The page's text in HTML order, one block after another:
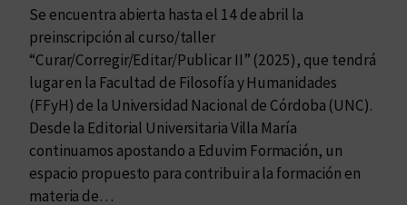
o
r
r
e
g
i
r
/
E
e
l
s
i
l
e
n
c
Se encuentra abierta hasta el 14 de abril la
preinscripción al curso/taller
“Curar/Corregir/Editar/Publicar II” (2025), que tendrá
lugar en la Facultad de Filosofía y Humanidades
(FFyH) de la Universidad Nacional de Córdoba (UNC).
Desde la Editorial Universitaria Villa María
continuamos apostando a Eduvim Formación, un
espacio propuesto para contribuir a la formación en
materia de…